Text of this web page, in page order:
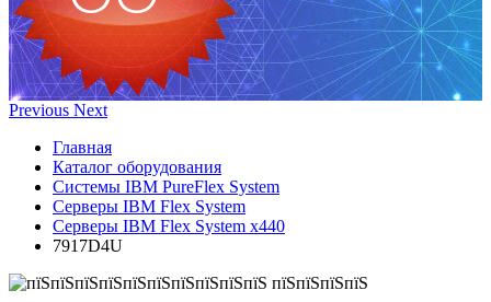
Previous Next
Главная
Каталог оборудования
Системы IBM PureFlex System
Серверы IBM Flex System
Серверы IBM Flex System x440
7917D4U